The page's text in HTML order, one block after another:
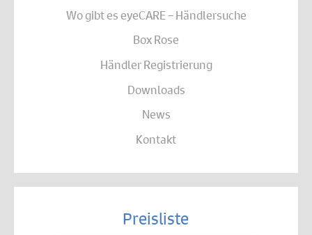
Wo gibt es eyeCARE – Händlersuche
Box Rose
Händler Registrierung
Downloads
News
Kontakt
Preisliste